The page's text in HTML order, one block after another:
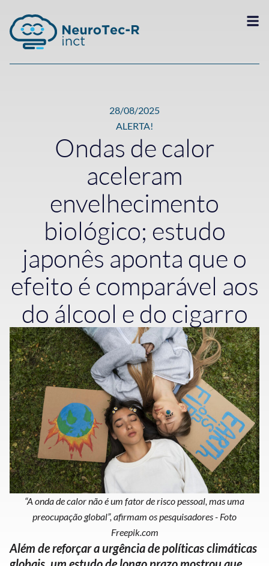
28/08/2025
ALERTA!
Ondas de calor
aceleram
envelhecimento
biológico; estudo
japonês aponta que o
efeito é comparável aos
do álcool e do cigarro
“A onda de calor não é um fator de risco pessoal, mas uma
preocupação global”, afirmam os pesquisadores - Foto
Freepik.com
Além de reforçar a urgência de políticas climáticas